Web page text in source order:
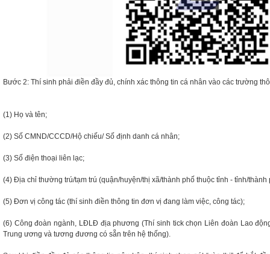
Bước 2: Thí sinh phải điền đầy đủ, chính xác thông tin cá nhân vào các trường
(1) Họ và tên;
(2) Số CMND/CCCD/Hộ chiếu/ Số định danh cá nhân;
(3) Số điện thoại liên lạc;
(4) Địa chỉ thường trú/tạm trú (quận/huyện/thị xã/thành phố thuộc tỉnh - tỉnh/
(5) Đơn vị công tác (thí sinh điền thông tin đơn vị đang làm việc, công tác);
(6) Công đoàn ngành, LĐLĐ địa phương (Thí sinh tick chọn Liên đoàn Lao
Trung ương và tương đương có sẵn trên hệ thống).